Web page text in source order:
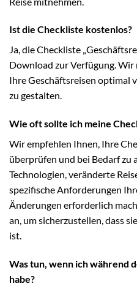
Ist die Checkliste kostenlos?
Ja, die Checkliste
Download zur Verfügung.
Ihre Geschäftsreisen optimal
zu gestalten.
Wie oft sollte ich meine
Wir empfehlen Ihnen, Ihre
überprüfen und bei Bedarf zu
Technologien, veränderte
spezifische Anforderungen
Änderungen erforderlich
an, um sicherzustellen, dass
ist.
Was tun, wenn ich während
habe?